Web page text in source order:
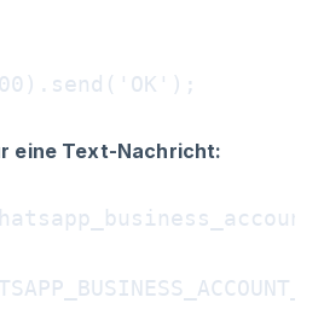
eine Text-Nachricht: